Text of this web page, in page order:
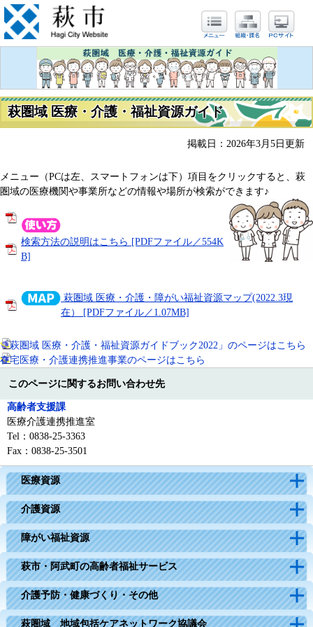
萩圏域 医療・介護・福祉資源ガイド
掲載日：2026年3月5日更新
メニュー（PCは左、スマートフォンは下）項目をクリックすると、萩
圏域の医療機関や事業所などの情報や場所が​検索ができます♪​
検索方法の説明はこちら [PDFファイル／554K
B]
萩圏域 医療・介護・障がい福祉資源マップ(2022.3現
在） [PDFファイル／1.07MB]
「萩圏域 医療・介護・福祉資源ガイドブック2022」のページはこちら
在宅医療・介護連携推進事業のページはこちら
このページに関するお問い合わせ先
高齢者支援課
医療介護連携推進室
Tel：0838-25-3363
Fax：0838-25-3501
医療資源
介護資源
障がい福祉資源
萩市・阿武町の高齢者福祉サービス
介護予防・健康づくり・その他
萩圏域 地域包括ケアネットワーク協議会